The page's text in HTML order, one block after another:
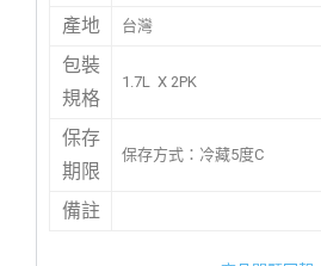
產地 台灣
包裝
規格
1.7L X 2PK
保存
期限
保存方式：冷藏5度C
備註